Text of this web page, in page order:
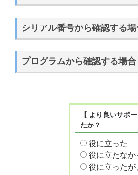
シリアル番号から確認する場
プログラムから確認する場合
【 より良いサポ
たか？
役に立った
役に立たなか
役に立ったが